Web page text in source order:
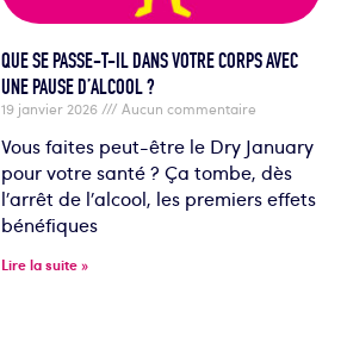
QUE SE PASSE-T-IL DANS VOTRE CORPS AVEC
UNE PAUSE D’ALCOOL ?
19 janvier 2026 Aucun commentaire
Vous faites peut-être le Dry January
pour votre santé ? Ça tombe, dès
l’arrêt de l’alcool, les premiers effets
bénéfiques
Lire la suite »